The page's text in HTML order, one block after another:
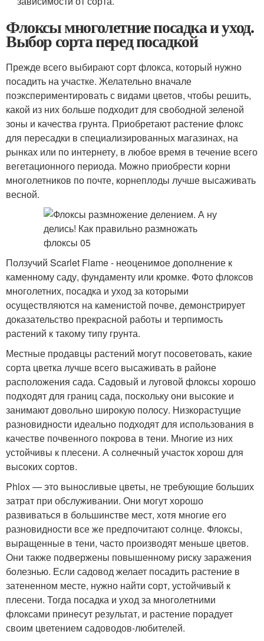
Флоксы многолетние посадка и уход.
Выбор сорта перед посадкой
Прежде всего выбирают сорт флокса, который нужно
посадить на участке. Желательно вначале
поэкспериментировать с видами цветов, чтобы решить,
какой из них больше подходит для свободной зеленой
зоны и качества грунта. Приобретают растение флокс
для пересадки в специализированных магазинах, на
рынках или по интернету, в любое время в течение всего
вегетационного периода. Можно приобрести корни
многолетников по почте, корнеплоды лучше высаживать
весной.
Ползучий Scarlet Flame - неоценимое дополнение к
каменному саду, фундаменту или кромке. Фото флоксов
многолетних, посадка и уход за которыми
осуществляются на каменистой почве, демонстрирует
доказательство прекрасной работы и терпимость
растений к такому типу грунта.
Местные продавцы растений могут посоветовать, какие
сорта цветка лучше всего высаживать в районе
расположения сада. Садовый и луговой флоксы хорошо
подходят для границ сада, поскольку они высокие и
занимают довольно широкую полосу. Низкорастущие
разновидности идеально подходят для использования в
качестве почвенного покрова в тени. Многие из них
устойчивы к плесени. А солнечный участок хорош для
высоких сортов.
Phlox — это выносливые цветы, не требующие больших
затрат при обслуживании. Они могут хорошо
развиваться в большинстве мест, хотя многие его
разновидности все же предпочитают солнце. Флоксы,
выращенные в тени, часто производят меньше цветов.
Они также подвержены повышенному риску заражения
болезнью. Если садовод желает посадить растение в
затененном месте, нужно найти сорт, устойчивый к
плесени. Тогда посадка и уход за многолетними
флоксами принесут результат, и растение порадует
своим цветением садоводов-любителей.